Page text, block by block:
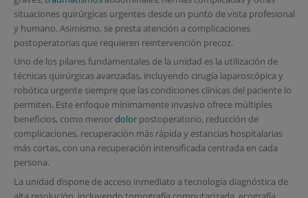
situaciones quirúrgicas urgentes desde un punto de vista profesional
y humano. Asimismo, se presta atención a complicaciones
postoperatorias que requieren reintervención precoz.
Uno de los pilares fundamentales de la unidad es la utilización de
técnicas quirúrgicas avanzadas, incluyendo cirugía laparoscópica y
robótica urgente siempre que las condiciones clínicas del paciente lo
permiten. Este enfoque mínimamente invasivo ofrece múltiples
beneficios, como menordolorpostoperatorio, reducción de
complicaciones, recuperación más rápida y estancias hospitalarias
más cortas, con una recuperación intensificada centrada en cada
persona.
La unidad dispone de acceso inmediato a tecnología diagnóstica de